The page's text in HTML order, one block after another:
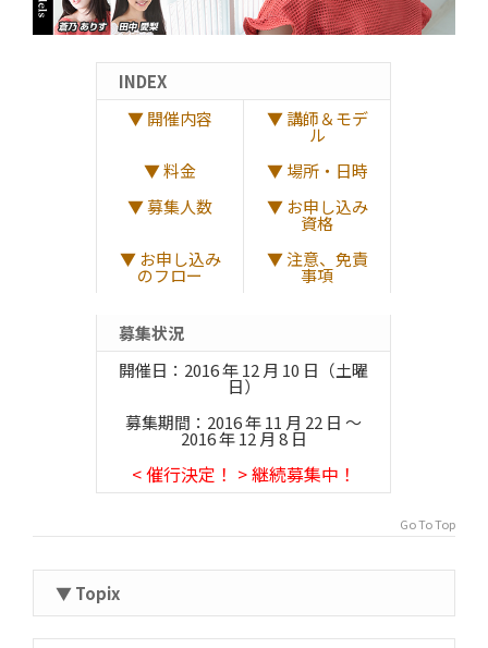
INDEX
▼ 開催内容
▼ 講師＆モデ
ル
▼ 料金
▼ 場所・日時
▼ 募集人数
▼ お申し込み
資格
▼ お申し込み
のフロー
▼ 注意、免責
事項
募集状況
開催日：2016 年 12 月 10 日（土曜
日）
募集期間：2016 年 11 月 22 日 ～
2016 年 12 月 8 日
< 催行決定！ > 継続募集中！
Go To Top
▼ Topix